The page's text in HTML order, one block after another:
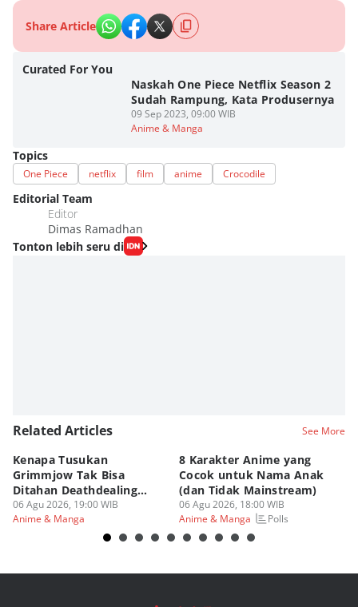
Share Article
Curated For You
Naskah One Piece Netflix Season 2
Sudah Rampung, Kata Produsernya
09 Sep 2023, 09:00 WIB
Anime & Manga
Topics
One Piece netflix film anime Crocodile
Editorial Team
Editor
Dimas Ramadhan
Tonton lebih seru di
Related Articles See More
Kenapa Tusukan
Grimmjow Tak Bisa
Ditahan Deathdealing
Askin Bleach?
06 Agu 2026, 19:00 WIB
Anime & Manga
8 Karakter Anime yang
Cocok untuk Nama Anak
(dan Tidak Mainstream)
06 Agu 2026, 18:00 WIB
Anime & Manga
Polls